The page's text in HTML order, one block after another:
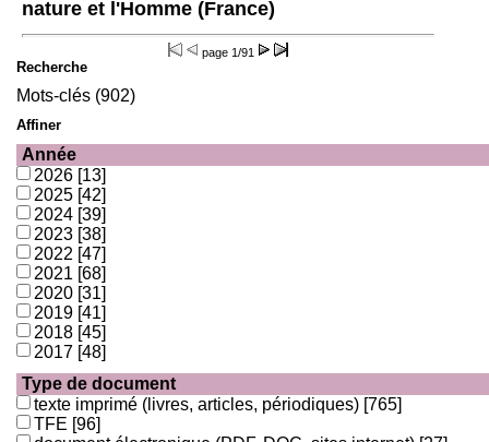
nature et l'Homme (France)
page 1/91
Recherche
Mots-clés (902)
Affiner
Année
2026 [13]
2025 [42]
2024 [39]
2023 [38]
2022 [47]
2021 [68]
2020 [31]
2019 [41]
2018 [45]
2017 [48]
Type de document
texte imprimé (livres, articles, périodiques) [765]
TFE [96]